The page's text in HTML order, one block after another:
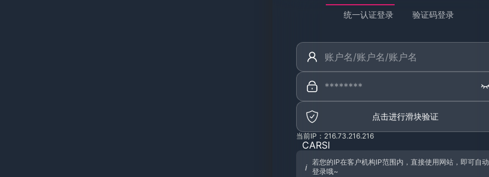
统一认证登录
验证码登录
点击进行滑块验证
当前IP：216.73.216.216
CARSI
若您的IP在客户机构IP范围内，直接使用网站，即可自动
登录哦~